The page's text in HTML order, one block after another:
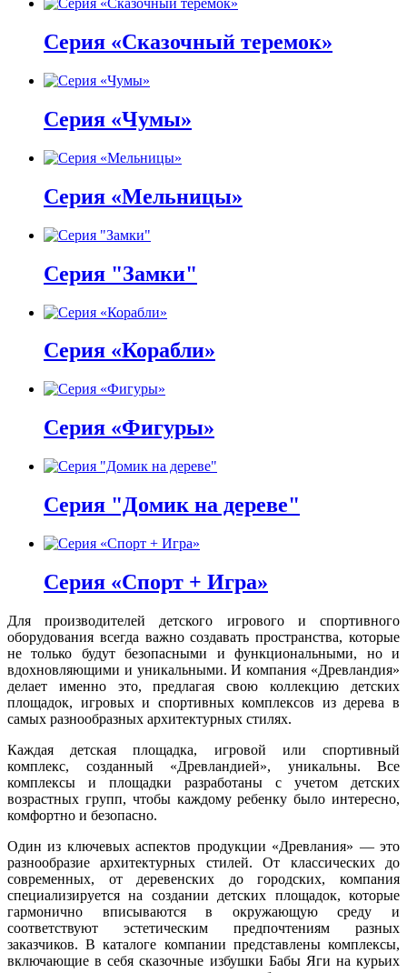
Серия «Сказочный теремок»
Серия «Чумы»
Серия «Мельницы»
Серия "Замки"
Серия «Корабли»
Серия «Фигуры»
Серия "Домик на дереве"
Серия «Спорт + Игра»
Для производителей детского игрового и спортивного
оборудования всегда важно создавать пространства, которые
не только будут безопасными и функциональными, но и
вдохновляющими и уникальными. И компания «Древландия»
делает именно это, предлагая свою коллекцию детских
площадок, игровых и спортивных комплексов из дерева в
самых разнообразных архитектурных стилях.
Каждая детская площадка, игровой или спортивный
комплекс, созданный «Древландией», уникальны. Все
комплексы и площадки разработаны с учетом детских
возрастных групп, чтобы каждому ребенку было интересно,
комфортно и безопасно.
Один из ключевых аспектов продукции «Древлания» — это
разнообразие архитектурных стилей. От классических до
современных, от деревенских до городских, компания
специализируется на создании детских площадок, которые
гармонично вписываются в окружающую среду и
соответствуют эстетическим предпочтениям разных
заказчиков. В каталоге компании представлены комплексы,
включающие в себя сказочные избушки Бабы Яги на курьих